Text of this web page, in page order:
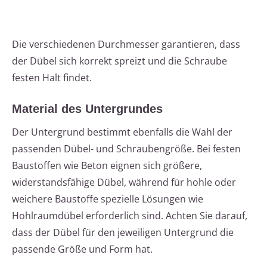
Die verschiedenen Durchmesser garantieren, dass
der Dübel sich korrekt spreizt und die Schraube
festen Halt findet.
Material des Untergrundes
Der Untergrund bestimmt ebenfalls die Wahl der
passenden Dübel- und Schraubengröße. Bei festen
Baustoffen wie Beton eignen sich größere,
widerstandsfähige Dübel, während für hohle oder
weichere Baustoffe spezielle Lösungen wie
Hohlraumdübel erforderlich sind. Achten Sie darauf,
dass der Dübel für den jeweiligen Untergrund die
passende Größe und Form hat.